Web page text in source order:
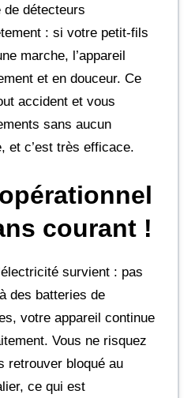
de détecteurs
: si votre petit-fils
marche, l’appareil
et en douceur. Ce
accident et vous
sans aucun
et c’est très efficace.
courant !
survient : pas
des batteries de
votre appareil continue
Vous ne risquez
retrouver bloqué au
ce qui est